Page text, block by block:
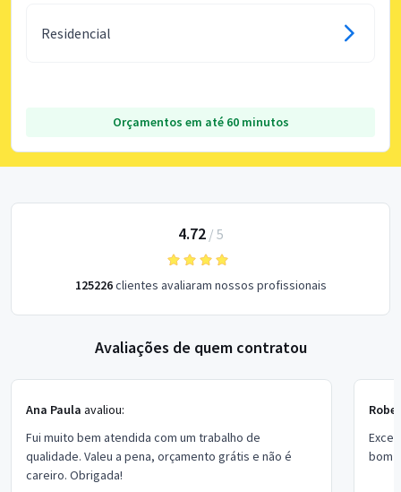
Residencial
Orçamentos em até 60 minutos
4.72/ 5
125226clientes avaliaram nossos profissionais
Avaliações de quem contratou
Ana Paula avaliou:
Fui muito bem atendida com um trabalho de
qualidade. Valeu a pena, orçamento grátis e não é
careiro. Obrigada!
bom